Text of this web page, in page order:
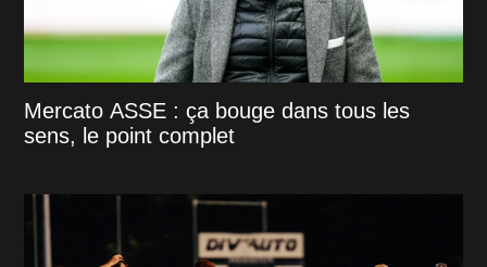
Mercato ASSE : ça bouge dans tous les
sens, le point complet